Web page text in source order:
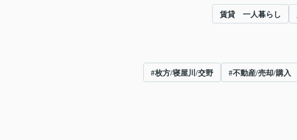
賃貸 一人暮らし
#枚方/寝屋川/交野 #不動産/売却/購入